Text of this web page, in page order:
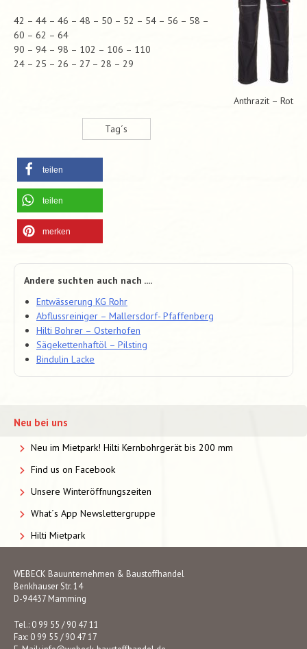
Anthrazit – Rot
42 – 44 – 46 – 48 – 50 – 52 – 54 – 56 – 58 –
60 – 62 – 64
90 – 94 – 98 – 102 – 106 – 110
24 – 25 – 26 – 27 – 28 – 29
Tag´s
teilen
teilen
merken
Andere suchten auch nach ....
Entwässerung KG Rohr
Abflussreiniger – Mallersdorf- Pfaffenberg
Hilti Bohrer – Osterhofen
Sägekettenhaftöl – Pilsting
Bindulin Lacke
Neu bei uns
Neu im Mietpark! Hilti Kernbohrgerät bis 200 mm
Find us on Facebook
Unsere Winteröffnungszeiten
What´s App Newslettergruppe
Hilti Mietpark
WEBECK Bauunternehmen & Baustoffhandel
Benkhauser Str. 14
D-94437 Mamming
Tel.: 0 99 55 / 90 47 11
Fax: 0 99 55 / 90 47 17